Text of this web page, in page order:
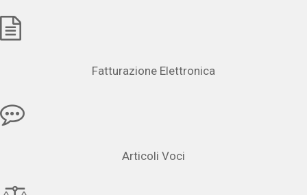
Fatturazione Elettronica
Articoli Voci